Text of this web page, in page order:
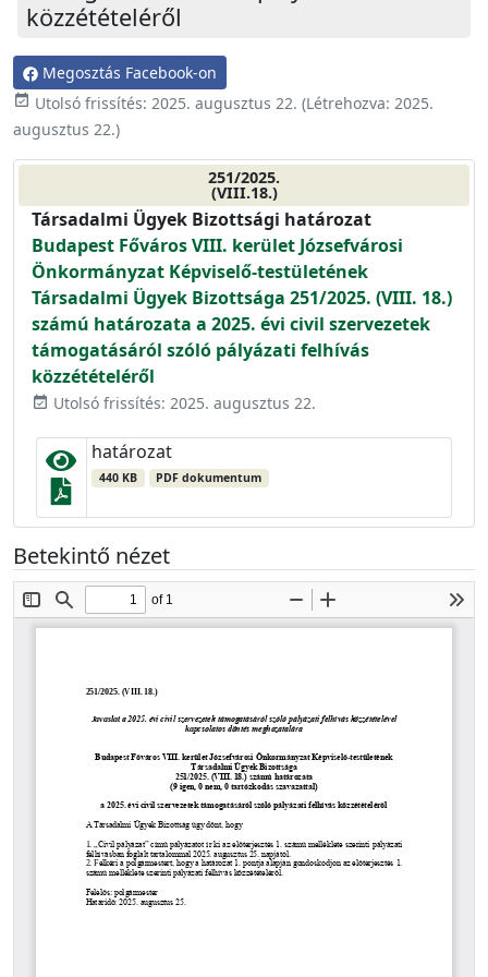
közzétételéről
Megosztás Facebook-on
event_available Utolsó frissítés: 2025. augusztus 22. (Létrehozva: 2025.
augusztus 22.)
251/2025.
(VIII.18.)
Társadalmi Ügyek Bizottsági határozat
Budapest Főváros VIII. kerület Józsefvárosi
Önkormányzat Képviselő-testületének
Társadalmi Ügyek Bizottsága 251/2025. (VIII. 18.)
számú határozata a 2025. évi civil szervezetek
támogatásáról szóló pályázati felhívás
közzétételéről
event_available Utolsó frissítés: 2025. augusztus 22.
határozat
440 KB PDF dokumentum
Betekintő nézet